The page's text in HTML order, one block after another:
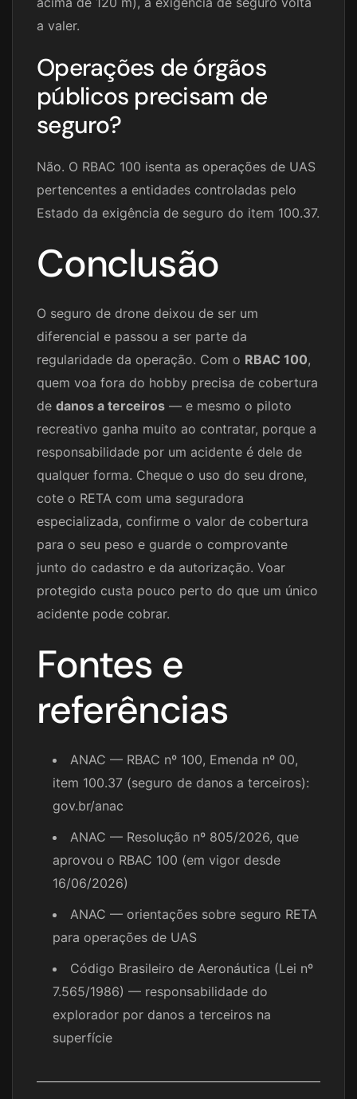
a valer.
Operações de órgãos
públicos precisam de
seguro?
Não. O RBAC 100 isenta as operações de UAS
pertencentes a entidades controladas pelo
Estado da exigência de seguro do item 100.37.
Conclusão
O seguro de drone deixou de ser um
diferencial e passou a ser parte da
regularidade da operação. Com o RBAC 100,
quem voa fora do hobby precisa de cobertura
de danos a terceiros — e mesmo o piloto
recreativo ganha muito ao contratar, porque a
responsabilidade por um acidente é dele de
qualquer forma. Cheque o uso do seu drone,
cote o RETA com uma seguradora
especializada, confirme o valor de cobertura
para o seu peso e guarde o comprovante
junto do cadastro e da autorização. Voar
protegido custa pouco perto do que um único
acidente pode cobrar.
Fontes e
referências
ANAC — RBAC nº 100, Emenda nº 00,
item 100.37 (seguro de danos a terceiros):
gov.br/anac
ANAC — Resolução nº 805/2026, que
aprovou o RBAC 100 (em vigor desde
16/06/2026)
ANAC — orientações sobre seguro RETA
para operações de UAS
Código Brasileiro de Aeronáutica (Lei nº
7.565/1986) — responsabilidade do
explorador por danos a terceiros na
superfície